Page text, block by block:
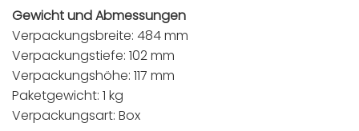
Gewicht und Abmessungen
Verpackungsbreite: 484 mm
Verpackungstiefe: 102 mm
Verpackungshöhe: 117 mm
Paketgewicht: 1 kg
Verpackungsart: Box